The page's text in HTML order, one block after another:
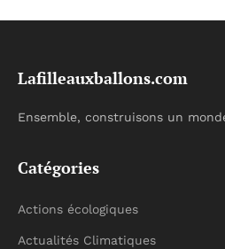
Lafilleauxballons.com
Ensemble, construisons un
Catégories
Actions écologiques
Actualités Climatiques